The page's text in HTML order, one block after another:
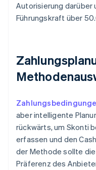
Autorisierung darüber
Führungskraft über
aber intelligente
rückwärts, um Skonti
erfassen und den
der Methode sollte
Präferenz des